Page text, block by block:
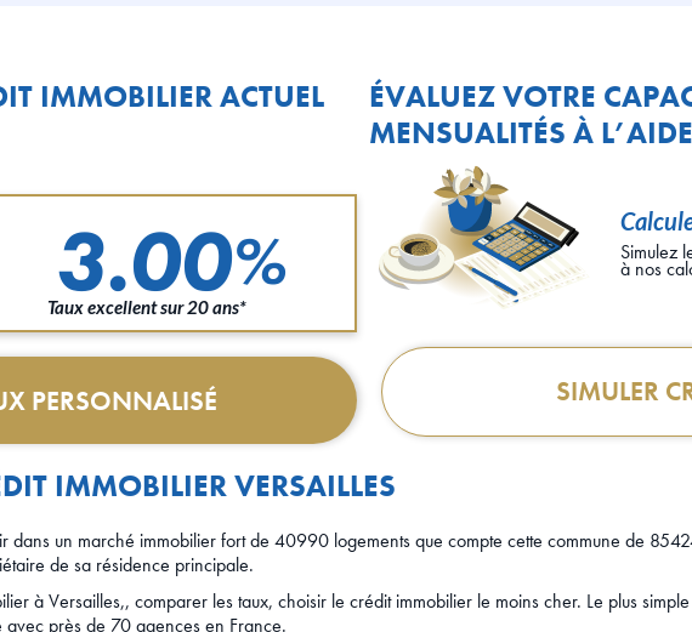
IMMOBILIER ACTUEL
3.00%
Taux excellent sur 20 ans*
PERSONNALISÉ
ÉVALUEZ VOTRE
MENSUALITÉS À
Simulez
à nos
SIMULER
IMMOBILIER VERSAILLES
dans un marché immobilier fort de 40990 logements que compte cette commune de
de sa résidence principale.
à Versailles,, comparer les taux, choisir le crédit immobilier le moins cher. Le plus
près de 70 agences en France.